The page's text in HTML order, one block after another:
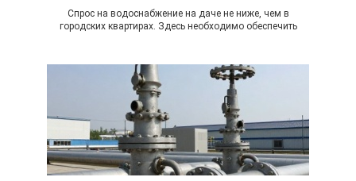
Спрос на водоснабжение на даче не ниже, чем в
городских квартирах. Здесь необходимо обеспечить